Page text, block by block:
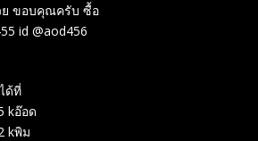
ย ขอบคุณครับ ซื้อ
id @aod456
ด้ที่
kอ๊อด
kพิม